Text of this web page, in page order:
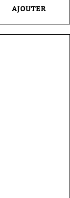
AJOUTER